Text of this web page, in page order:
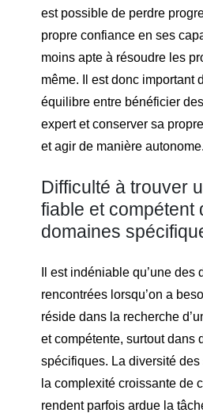
est possible de perdre
propre confiance en ses
moins apte à résoudre les
même. Il est donc important
équilibre entre bénéficier
expert et conserver sa
et agir de manière autonome.
Difficulté à trouver
fiable et compétent
domaines
Il est indéniable qu’une des
rencontrées lorsqu’on a
réside dans la recherche
et compétente, surtout dans
spécifiques. La diversité
la complexité croissante de
rendent parfois ardue la